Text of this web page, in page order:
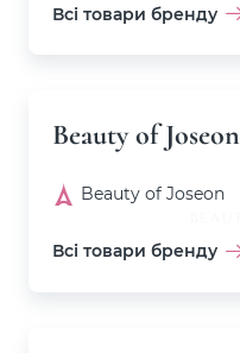
Всі товари бренду
Beauty of Joseon
Beauty of Joseon
Всі товари бренду